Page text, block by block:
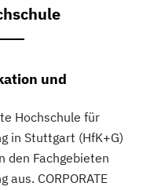
und
Hochschule für
in Stuttgart (HfK+G)
den Fachgebieten
CORPORATE